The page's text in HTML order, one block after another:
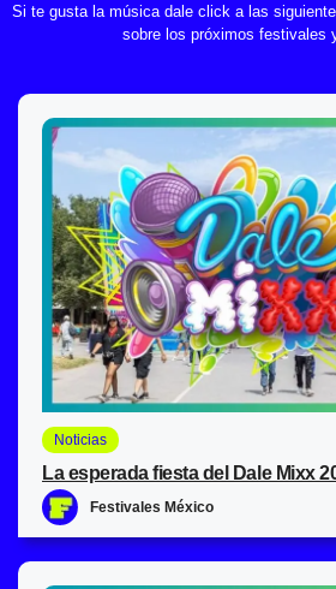
Si te gusta la música dale click a las
sobre los próximos festivales
Noticias
La esperada fiesta del Dale Mixx
Festivales México